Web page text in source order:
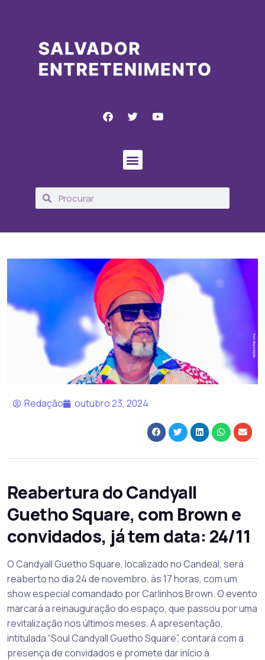
Redação outubro 23, 2024
Reabertura do Candyall
Guetho Square, com Brown e
convidados, já tem data: 24/11
O Candyall Guetho Square, localizado no Candeal, será
reaberto no dia 24 de novembro, às 17 horas, com um
show especial comandado por Carlinhos Brown. O evento
marcará a reinauguração do espaço, que passou por uma
revitalização nos últimos meses. A apresentação,
intitulada “Soul Candyall Guetho Square”, contará com a
presença de convidados e promete dar início à